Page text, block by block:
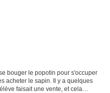
bouger le popotin pour s'occuper
acheter le sapin. Il y a quelques
faisait une vente, et cela